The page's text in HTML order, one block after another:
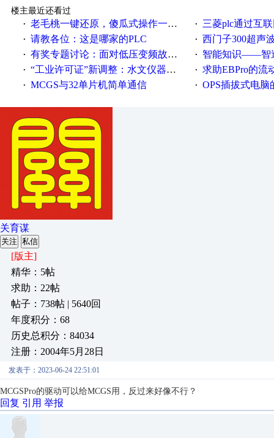
楼主最近还看过
· 老毛桃一键还原，傻瓜式操作一键轻松备份还原；程序为向导式安装，一键即可实现自动备份或还原系统。 · 三菱plc通过互联网实现plc
· 请教各位：这是哪家的PLC · 西门子300超声波
· 有奖专题讨论：面对低压变频故障，老手是这样解决的！ · 智能知识——智造时代，
· “工业许可证”新调整：水文仪器等19类产品取消事前生产许可 · 求助EBPro的流
· MCGS与32单片机简单通信 · OPS插拔式电脑
关育谋
关注 私信
[版主]
精华：5帖
求助：22帖
帖子：738帖 | 5640回
年度积分：68
历史总积分：84034
注册：2004年5月28日
发表于：2023-06-24 22:51:01
MCGSPro的驱动可以给MCGS用，反过来好像不行？
回复 引用 举报